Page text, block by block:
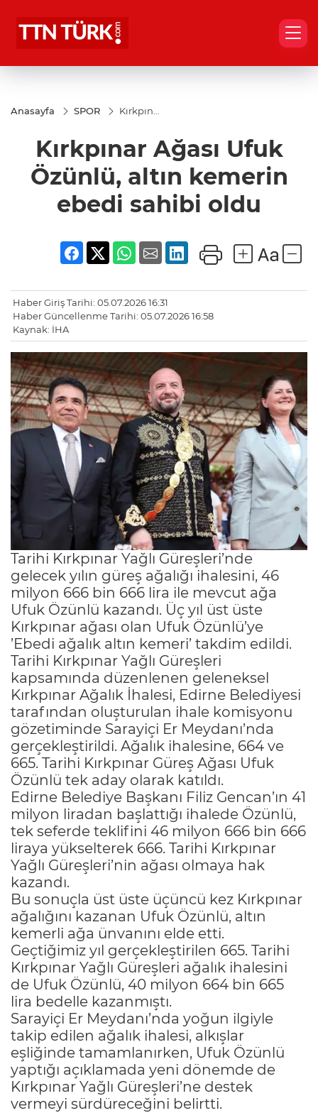
Anasayfa SPOR
Kırkpınar
Özünlü,
altın
kemerin
ebedi
sahibi
oldu
Kırkpınar Ağası Ufuk
Özünlü, altın kemerin
ebedi sahibi oldu
Haber Giriş Tarihi: 05.07.2026 16:31
Haber Güncellenme Tarihi: 05.07.2026 16:58
Kaynak: İHA
Tarihi Kırkpınar Yağlı Güreşleri’nde
gelecek yılın güreş ağalığı ihalesini, 46
milyon 666 bin 666 lira ile mevcut ağa
Ufuk Özünlü kazandı. Üç yıl üst üste
Kırkpınar ağası olan Ufuk Özünlü’ye
’Ebedi ağalık altın kemeri’ takdim edildi.
Tarihi Kırkpınar Yağlı Güreşleri
kapsamında düzenlenen geleneksel
Kırkpınar Ağalık İhalesi, Edirne Belediyesi
tarafından oluşturulan ihale komisyonu
gözetiminde Sarayiçi Er Meydanı’nda
gerçekleştirildi. Ağalık ihalesine, 664 ve
665. Tarihi Kırkpınar Güreş Ağası Ufuk
Özünlü tek aday olarak katıldı.
Edirne Belediye Başkanı Filiz Gencan’ın 41
milyon liradan başlattığı ihalede Özünlü,
tek seferde teklifini 46 milyon 666 bin 666
liraya yükselterek 666. Tarihi Kırkpınar
Yağlı Güreşleri’nin ağası olmaya hak
kazandı.
Bu sonuçla üst üste üçüncü kez Kırkpınar
ağalığını kazanan Ufuk Özünlü, altın
kemerli ağa ünvanını elde etti.
Geçtiğimiz yıl gerçekleştirilen 665. Tarihi
Kırkpınar Yağlı Güreşleri ağalık ihalesini
de Ufuk Özünlü, 40 milyon 664 bin 665
lira bedelle kazanmıştı.
Sarayiçi Er Meydanı’nda yoğun ilgiyle
takip edilen ağalık ihalesi, alkışlar
eşliğinde tamamlanırken, Ufuk Özünlü
yaptığı açıklamada yeni dönemde de
Kırkpınar Yağlı Güreşleri’ne destek
vermeyi sürdüreceğini belirtti.